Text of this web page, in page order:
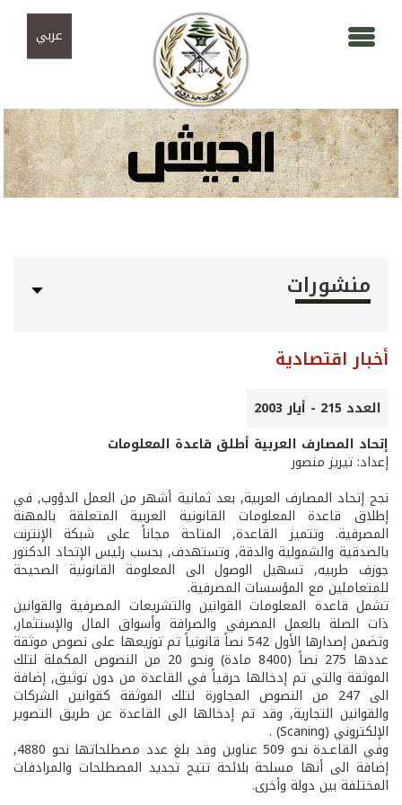
عربي
منشورات
أخبار اقتصادية
العدد 215 - أيار 2003
إتحاد المصارف العربية أطلق قاعدة المعلومات
إعداد: تيريز منصور
نجح إتحاد المصارف العربية, بعد ثمانية أشهر من العمل الدؤوب, في
إطلاق قاعدة المعلومات القانونية العربية المتعلقة بالمهنة
المصرفية. وتتميز القاعدة, المتاحة مجاناً على شبكة الإنترنت
بالصدقية والشمولية والدقة, وتستهدف, بحسب رئيس الإتحاد الدكتور
جوزف طربيه, تسهيل الوصول الى المعلومة القانونية الصحيحة
للمتعاملين مع المؤسسات المصرفية.
تشمل قاعدة المعلومات القوانين والتشريعات المصرفية والقوانين
ذات الصلة بالعمل المصرفي والصرافة وأسواق المال والإستثمار,
وتضمن إصدارها الأول 542 نصاً قانونياً تم توزيعها على نصوص موثقة
عددها 275 نصاً (8400 مادة) ونحو 20 من النصوص المكملة لتلك
الموثقة والتي تم إدخالها حرفياً في القاعدة من دون توثيق, إضافة
الى 247 من النصوص المجاورة لتلك الموثقة كقوانين الشركات
والقوانين التجارية, وقد تم إدخالها الى القاعدة عن طريق التصوير
الإلكتروني (Scaning) .
وفي القاعـدة نحو 509 عناوين وقد بلغ عدد مصطلحاتها نحو 4880,
إضافة الى أنها مسلحة بلائحة تتيح تجديد المصطلحات والمرادفات
المختلفة بين دولة وأخرى.